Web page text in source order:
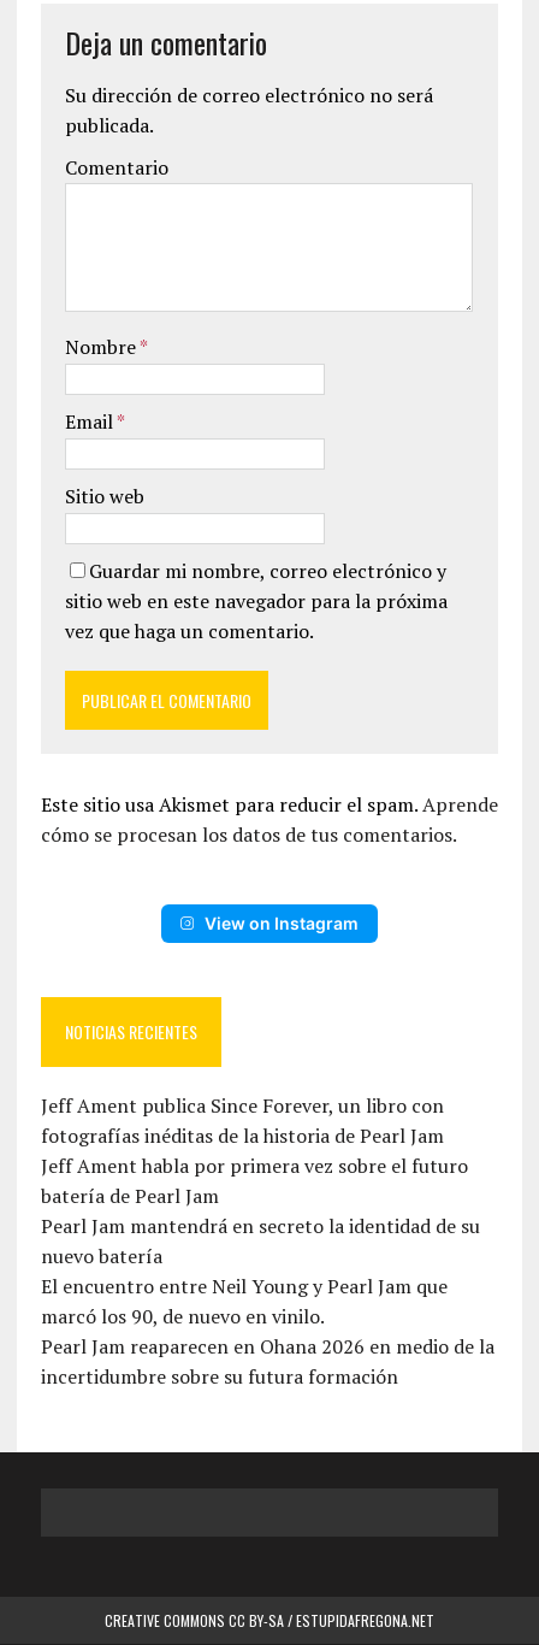
Deja un comentario
Su dirección de correo electrónico no será
publicada.
Comentario
Nombre*
Email*
Sitio web
Guardar mi nombre, correo electrónico y
sitio web en este navegador para la próxima
vez que haga un comentario.
Este sitio usa Akismet para reducir el spam.Aprende
cómo se procesan los datos de tus comentarios.
View on Instagram
NOTICIAS RECIENTES
Jeff Ament publica Since Forever, un libro con
fotografías inéditas de la historia de Pearl Jam
Jeff Ament habla por primera vez sobre el futuro
batería de Pearl Jam
Pearl Jam mantendrá en secreto la identidad de su
nuevo batería
El encuentro entre Neil Young y Pearl Jam que
marcó los 90, de nuevo en vinilo.
Pearl Jam reaparecen en Ohana 2026 en medio de la
incertidumbre sobre su futura formación
CREATIVE COMMONS CC BY-SA / ESTUPIDAFREGONA.NET